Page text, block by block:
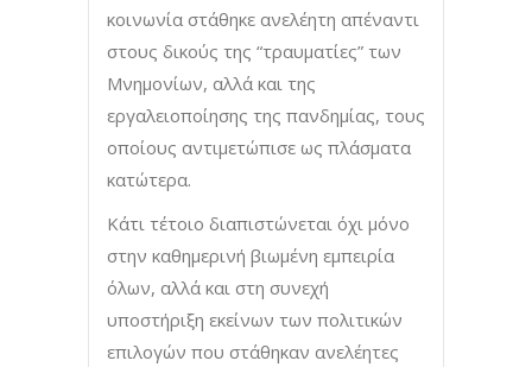
κοινωνία στάθηκε ανελέητη απέναντι
στους δικούς της “τραυματίες” των
Μνημονίων, αλλά και της
εργαλειοποίησης της πανδημίας, τους
οποίους αντιμετώπισε ως πλάσματα
κατώτερα.
Κάτι τέτοιο διαπιστώνεται όχι μόνο
στην καθημερινή βιωμένη εμπειρία
όλων, αλλά και στη συνεχή
υποστήριξη εκείνων των πολιτικών
επιλογών που στάθηκαν ανελέητες